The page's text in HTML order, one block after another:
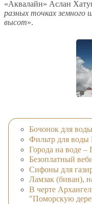
«Аквалайн» Аслан
разных точках земного
высот».
Бочонок для
Фильтр для воды
Города на воде –
Безоплатный
Сифоны для
Ламзак (биван),
В черте
"Поморскую